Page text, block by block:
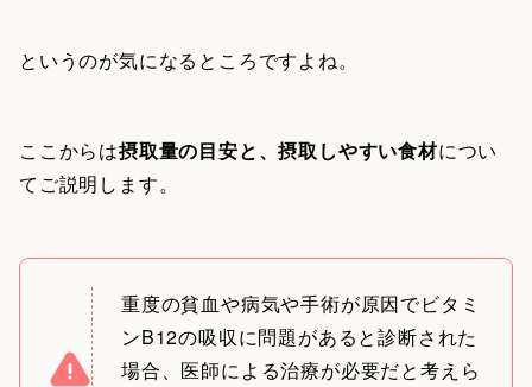
というのが気になるところですよね。
ここからは摂取量の目安と、摂取しやすい食材につい
てご説明します。
重度の貧血や病気や手術が原因でビタミ
ンB12の吸収に問題があると診断された
場合、医師による治療が必要だと考えら